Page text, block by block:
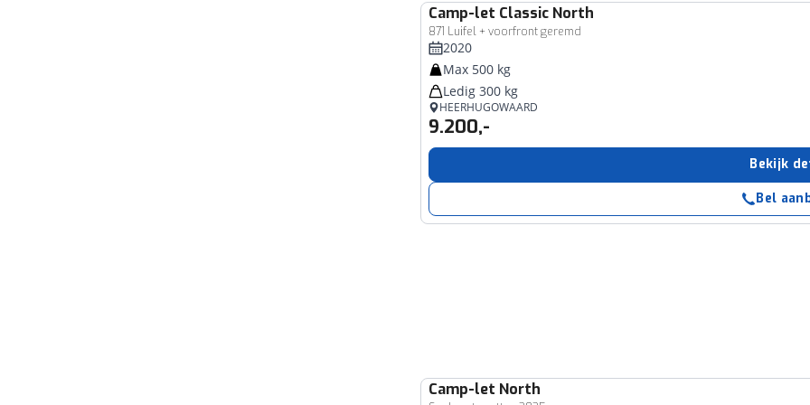
Camp-let Classic North
871 Luifel + voorfront geremd
2020
Max 500 kg
Ledig 300 kg
HEERHUGOWAARD
9.200,-
Bekijk
Bel
Camp-let North